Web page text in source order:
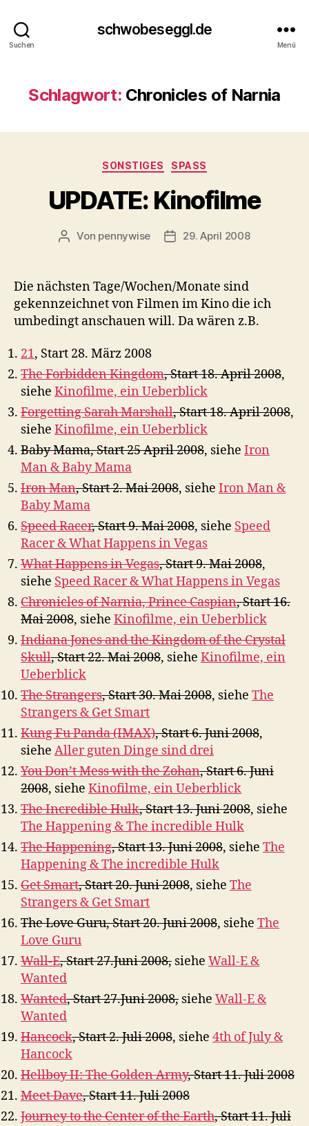
Suchen
schwobeseggl.de
Menü
Schlagwort: Chronicles of Narnia
Kategorien
SONSTIGES SPASS
UPDATE: Kinofilme
Beitragsautor
Von pennywise Veröffentlichungsdatum
29. April 2008
Die nächsten Tage/Wochen/Monate sind
gekennzeichnet von Filmen im Kino die ich
umbedingt anschauen will. Da wären z.B.
21, Start 28. März 2008
The Forbidden Kingdom, Start 18. April 2008,
siehe Kinofilme, ein Ueberblick
Forgetting Sarah Marshall, Start 18. April 2008,
siehe Kinofilme, ein Ueberblick
Baby Mama, Start 25 April 2008, siehe Iron
Man & Baby Mama
Iron Man, Start 2. Mai 2008, siehe Iron Man &
Baby Mama
Speed Racer, Start 9. Mai 2008, siehe Speed
Racer & What Happens in Vegas
What Happens in Vegas, Start 9. Mai 2008,
siehe Speed Racer & What Happens in Vegas
Chronicles of Narnia, Prince Caspian, Start 16.
Mai 2008, siehe Kinofilme, ein Ueberblick
Indiana Jones and the Kingdom of the Crystal
Skull, Start 22. Mai 2008, siehe Kinofilme, ein
Ueberblick
The Strangers, Start 30. Mai 2008, siehe The
Strangers & Get Smart
Kung Fu Panda (IMAX), Start 6. Juni 2008,
siehe Aller guten Dinge sind drei
You Don’t Mess with the Zohan, Start 6. Juni
2008, siehe Kinofilme, ein Ueberblick
The Incredible Hulk, Start 13. Juni 2008, siehe
The Happening & The incredible Hulk
The Happening, Start 13. Juni 2008, siehe The
Happening & The incredible Hulk
Get Smart, Start 20. Juni 2008, siehe The
Strangers & Get Smart
The Love Guru, Start 20. Juni 2008, siehe The
Love Guru
Wall-E, Start 27.Juni 2008, siehe Wall-E &
Wanted
Wanted, Start 27.Juni 2008, siehe Wall-E &
Wanted
Hancock, Start 2. Juli 2008, siehe 4th of July &
Hancock
Hellboy II: The Golden Army, Start 11. Juli 2008
Meet Dave, Start 11. Juli 2008
Journey to the Center of the Earth, Start 11. Juli